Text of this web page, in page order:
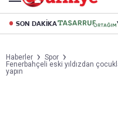
SON DAKİKA
Haberler
Spor
Fenerbahçeli eski yıldızdan
yapın